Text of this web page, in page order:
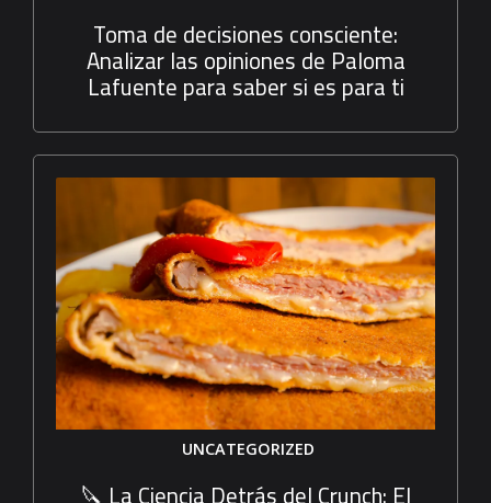
Toma de decisiones consciente:
Analizar las opiniones de Paloma
Lafuente para saber si es para ti
UNCATEGORIZED